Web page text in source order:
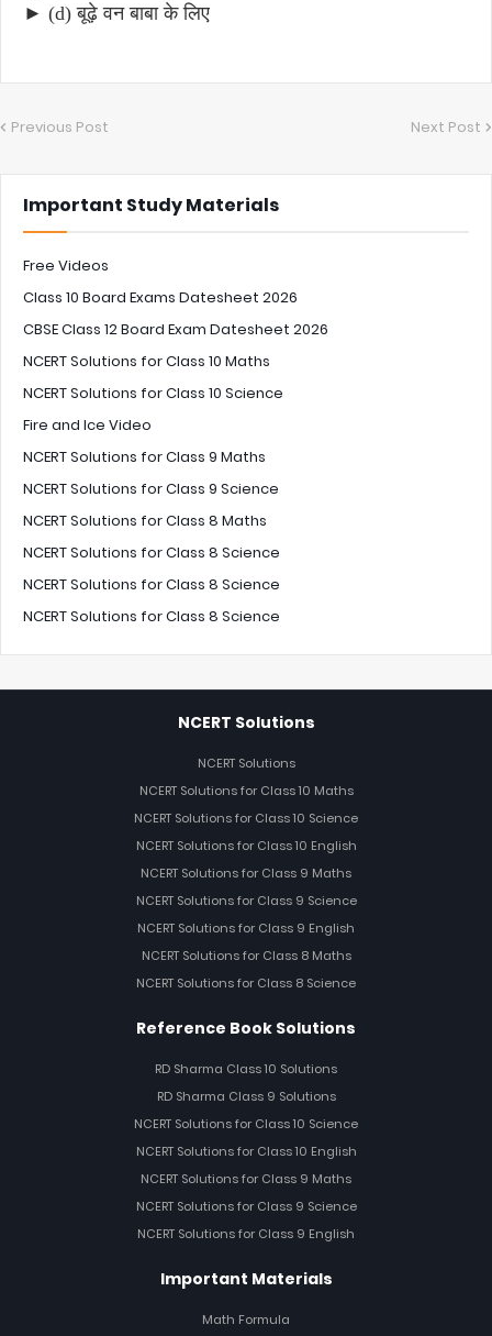
► (d) बूढ़े वन बाबा के लिए
Previous Post Next Post
Important Study Materials
Free Videos
Class 10 Board Exams Datesheet 2026
CBSE Class 12 Board Exam Datesheet 2026
NCERT Solutions for Class 10 Maths
NCERT Solutions for Class 10 Science
Fire and Ice Video
NCERT Solutions for Class 9 Maths
NCERT Solutions for Class 9 Science
NCERT Solutions for Class 8 Maths
NCERT Solutions for Class 8 Science
NCERT Solutions for Class 8 Science
NCERT Solutions for Class 8 Science
NCERT Solutions
NCERT Solutions
NCERT Solutions for Class 10 Maths
NCERT Solutions for Class 10 Science
NCERT Solutions for Class 10 English
NCERT Solutions for Class 9 Maths
NCERT Solutions for Class 9 Science
NCERT Solutions for Class 9 English
NCERT Solutions for Class 8 Maths
NCERT Solutions for Class 8 Science
Reference Book Solutions
RD Sharma Class 10 Solutions
RD Sharma Class 9 Solutions
NCERT Solutions for Class 10 Science
NCERT Solutions for Class 10 English
NCERT Solutions for Class 9 Maths
NCERT Solutions for Class 9 Science
NCERT Solutions for Class 9 English
Important Materials
Math Formula